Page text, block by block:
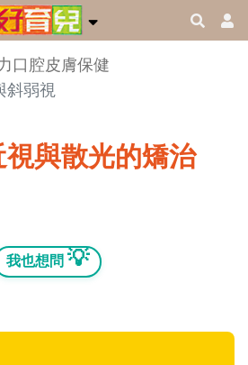
口腔皮膚保健
斜弱視
與散光的矯治
我也想問 💡